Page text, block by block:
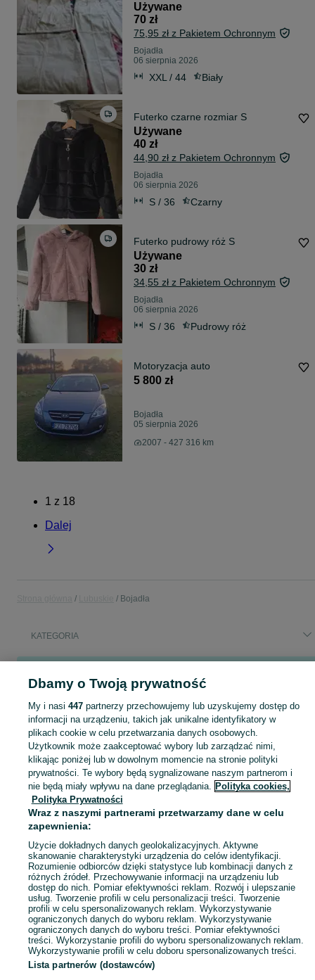
Używane
70 zł
75,95 zł z Pakietem Ochronnym
Bojadła
06 sierpnia 2026
XXL / 44 Biały
Futerko czarne rozmiar S
Używane
40 zł
44,90 zł z Pakietem Ochronnym
Bojadła
06 sierpnia 2026
S / 36 Czarny
Futerko pudrowy róż S
Używane
30 zł
34,55 zł z Pakietem Ochronnym
Bojadła
06 sierpnia 2026
S / 36 Pudrowy róż
Motoryzacja auto
5 800 zł
Bojadła
05 sierpnia 2026
2007 - 427 316 km
1 z 18
Dalej
Bojadła
KATEGORIA
meble kuchenne drewniane opony 155 r 12
dom na sprzedaz opony 155 r12c
Skorzystaj z największego serwisu ogłoszeniowego - Bojadła i okolice! Kupuj to, czego pragniesz i sprzedawaj to, czego już nie potrzebujesz! Zobacz
Mapa kategorii
Mapa miejscowości
Mapa ministron
Popularne wyszukiwania
Dbamy o Twoją prywatność
My i nasi 447partnerzy przechowujemy lub uzyskujemy dostęp do
informacji na urządzeniu, takich jak unikalne identyfikatory w
plikach cookie w celu przetwarzania danych osobowych.
Użytkownik może zaakceptować wybory lub zarządzać nimi,
klikając poniżej lub w dowolnym momencie na stronie polityki
prywatności. Te wybory będą sygnalizowane naszym partnerom i
nie będą miały wpływu na dane przeglądania. Polityka cookies,
Polityka Prywatności
Wraz z naszymi partnerami przetwarzamy dane w celu
zapewnienia:
Użycie dokładnych danych geolokalizacyjnych. Aktywne
skanowanie charakterystyki urządzenia do celów identyfikacji.
Rozumienie odbiorców dzięki statystyce lub kombinacji danych z
różnych źródeł. Przechowywanie informacji na urządzeniu lub
dostęp do nich. Pomiar efektywności reklam. Rozwój i ulepszanie
usług. Tworzenie profili w celu personalizacji treści. Tworzenie
profili w celu spersonalizowanych reklam. Wykorzystywanie
ograniczonych danych do wyboru reklam. Wykorzystywanie
ograniczonych danych do wyboru treści. Pomiar efektywności
treści. Wykorzystanie profili do wyboru spersonalizowanych reklam.
Wykorzystywanie profili w celu doboru spersonalizowanych treści.
Lista partnerów (dostawców)